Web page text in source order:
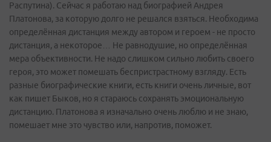
Распутина). Сейчас я работаю над биографией Андрея
Платонова, за которую долго не решался взяться. Необходима
определённая дистанция между автором и героем - не просто
дистанция, а некоторое… Не равнодушие, но определённая
мера объективности. Не надо слишком сильно любить своего
героя, это может помешать беспристрастному взгляду. Есть
разные биографические книги, есть книги очень личные, вот
как пишет Быков, но я стараюсь сохранять эмоциональную
дистанцию. Платонова я изначально очень люблю и не знаю,
помешает мне это чувство или, напротив, поможет.